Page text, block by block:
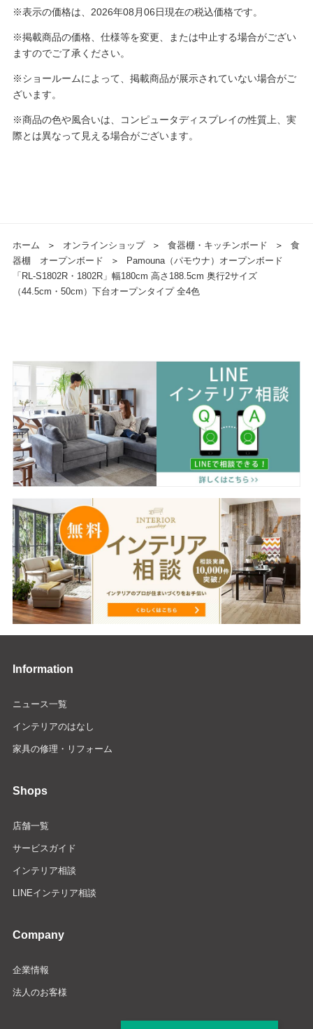
※表示の価格は、2026年08月06日現在の税込価格です。
※掲載商品の価格、仕様等を変更、または中止する場合がござい
ますのでご了承ください。
※ショールームによって、掲載商品が展示されていない場合がご
ざいます。
※商品の色や風合いは、コンピュータディスプレイの性質上、実
際とは異なって見える場合がございます。
ホーム ＞ オンラインショップ ＞ 食器棚・キッチンボード ＞
食
器棚 オープンボード
＞
Pamouna（パモウナ）オープンボード
「RL-S1802R・1802R」幅180cm 高さ188.5cm 奥行2サイズ
（44.5cm・50cm）下台オープンタイプ 全4色
Information
ニュース一覧
インテリアのはなし
家具の修理・リフォーム
Shops
店舗一覧
サービスガイド
インテリア相談
LINEインテリア相談
Company
企業情報
法人のお客様